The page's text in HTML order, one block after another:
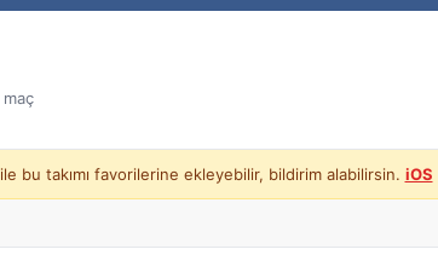
maç
ile bu takımı favorilerine ekleyebilir, bildirim alabilirsin. iOS